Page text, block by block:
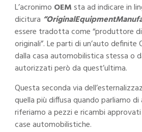
L’acronimo OEMsta ad indicare in
dicitura
essere tradotta come “produttore
originali”. Le parti di un’auto
dalla casa automobilistica stessa o
autorizzati però da quest’ultima.
Questa seconda via
quella più diffusa quando parliamo
riferiamo a pezzi e ricambi
case automobilistiche.